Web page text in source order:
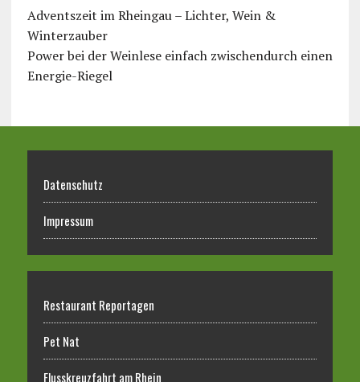
Adventszeit im Rheingau – Lichter, Wein &
Winterzauber
Power bei der Weinlese einfach zwischendurch einen
Energie-Riegel
Datenschutz
Impressum
Restaurant Reportagen
Pet Nat
Flusskreuzfahrt am Rhein